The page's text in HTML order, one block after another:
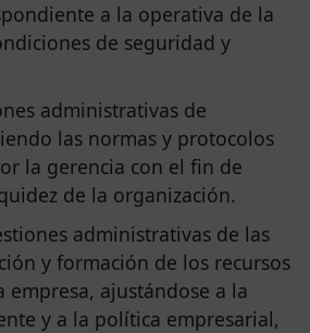
a la operativa de la
de seguridad y
administrativas de
las normas y protocolos
la gerencia con el fin de
de la organización.
administrativas de las
y formación de los recursos
empresa, ajustándose a la
y a la política empresarial,